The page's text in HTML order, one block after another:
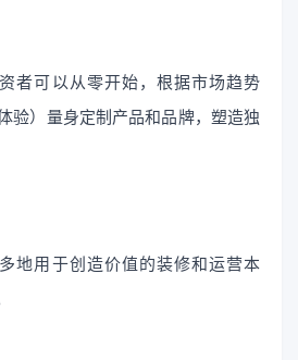
者可以从零开始，根据市场趋势
验）量身定制产品和品牌，塑造独
地用于创造价值的装修和运营本